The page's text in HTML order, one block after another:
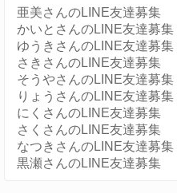
亜美さんのLINE友達募集
かいとさんのLINE友達募集
ゆうきさんのLINE友達募集
さきさんのLINE友達募集
そうやさんのLINE友達募集
りょうさんのLINE友達募集
にくさんのLINE友達募集
さくさんのLINE友達募集
なつきさんのLINE友達募集
黒瀬さんのLINE友達募集